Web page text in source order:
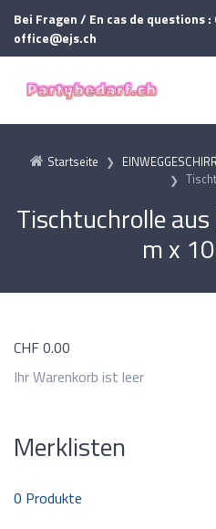
Bei Fragen / En cas de questions :
office@ejs.ch
Startseite EINWEGGESCHIRR
Tischtuchrolle
m x
CHF0.00
Ihr Warenkorb ist leer
Merklisten
0 Produkte